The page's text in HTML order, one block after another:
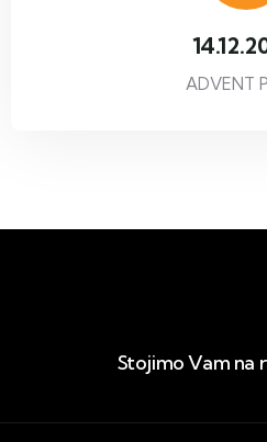
ADVENT
Stojimo Vam na